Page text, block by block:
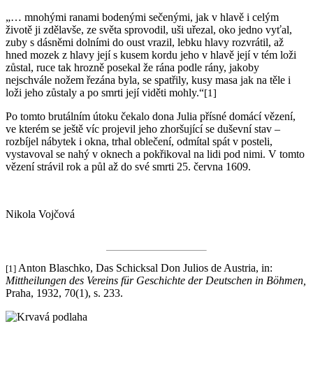
„… mnohými ranami bodenými sečenými, jak v hlavě i celým
životě ji zdělavše, ze světa sprovodil, uši uřezal, oko jedno vyťal,
zuby s dásněmi dolními do oust vrazil, lebku hlavy rozvrátil, až
hned mozek z hlavy její s kusem kordu jeho v hlavě její v tém loži
zůstal, ruce tak hrozně posekal že rána podle rány, jakoby
nejschvále nožem řezána byla, se spatřily, kusy masa jak na těle i
loži jeho zůstaly a po smrti její viděti mohly.“[1]
Po tomto brutálním útoku čekalo dona Julia přísné domácí vězení,
ve kterém se ještě víc projevil jeho zhoršující se duševní stav –
rozbíjel nábytek i okna, trhal oblečení, odmítal spát v posteli,
vystavoval se nahý v oknech a pokřikoval na lidi pod nimi. V tomto
vězení strávil rok a půl až do své smrti 25. června 1609.
Nikola Vojčová
[1] Anton Blaschko, Das Schicksal Don Julios de Austria, in:
Mittheilungen des Vereins für Geschichte der Deutschen in Böhmen,
Praha, 1932, 70(1), s. 233.